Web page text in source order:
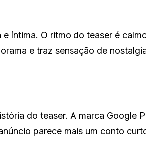
íntima. O ritmo do teaser é
e traz sensação de
do teaser. A marca Google
parece mais um conto